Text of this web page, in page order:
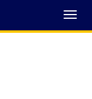
Abrir
Menu